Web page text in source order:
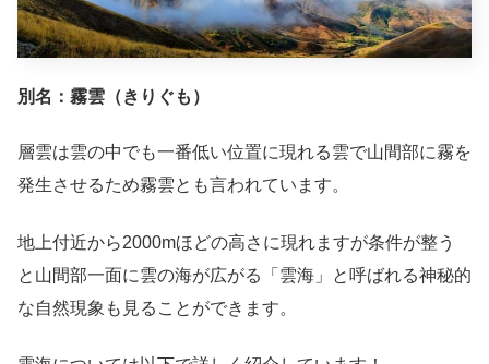
別名：霧雲（きりぐも）
層雲は雲の中でも一番低い位置に現れる雲で山間部に霧を
発生させるため霧雲とも言われています。
地上付近から2000mほどの高さに現れますが条件が整う
と山間部一面に雲の海が広がる「雲海」と呼ばれる神秘的
な自然現象も見ることができます。